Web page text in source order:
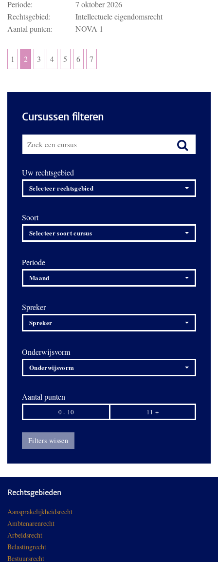
Periode:
7 oktober 2026
Rechtsgebied:
Intellectuele eigendomsrecht
Aantal punten:
NOVA 1
1 2 3 4 5 6 7
Cursussen filteren
Uw rechtsgebied
Selecteer rechtsgebied
Soort
Selecteer soort cursus
Periode
Maand
Spreker
Spreker
Onderwijsvorm
Onderwijsvorm
Aantal punten
0 - 10 11 +
Filters wissen
Rechtsgebieden
Aansprakelijkheidsrecht
Ambtenarenrecht
Arbeidsrecht
Belastingrecht
Bestuursrecht